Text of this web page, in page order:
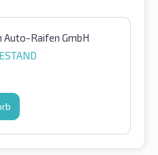
Auto-Raifen GmbH